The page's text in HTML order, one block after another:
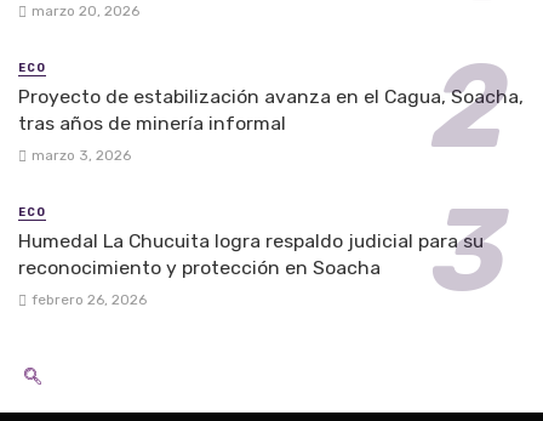
marzo 20, 2026
ECO
Proyecto de estabilización avanza en el Cagua, Soacha,
tras años de minería informal
marzo 3, 2026
ECO
Humedal La Chucuita logra respaldo judicial para su
reconocimiento y protección en Soacha
febrero 26, 2026